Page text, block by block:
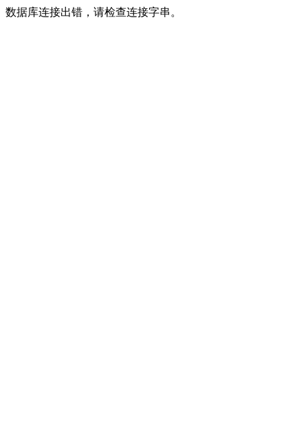
数据库连接出错，请检查连接字串。